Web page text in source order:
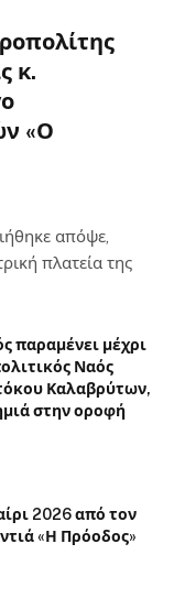
κ.
«Ο
απόψε,
πλατεία της
παραμένει μέχρι
Ναός
Καλαβρύτων,
στην οροφή
2026 από τον
«Η Πρόοδος»